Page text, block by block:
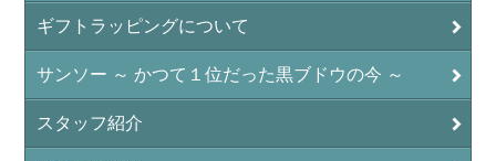
ギフトラッピングについて
サンソー ～ かつて１位だった黒ブドウの今 ～
スタッフ紹介